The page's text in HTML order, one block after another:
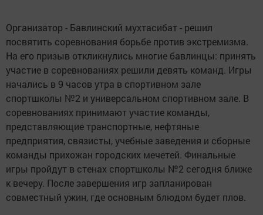
Организатор - Бавлинский мухтасибат - решил
посвятить соревнования борьбе против экстремизма.
На его призыв откликнулись многие бавлинцы: принять
участие в соревнованиях решили девять команд. Игры
начались в 9 часов утра в спортивном зале
спортшколы №2 и универсальном спортивном зале. В
соревнованиях принимают участие команды,
представляющие транспортные, нефтяные
предприятия, связисты, учебные заведения и сборные
команды прихожан городских мечетей. Финальные
игры пройдут в стенах спортшколы №2 сегодня ближе
к вечеру. После завершения игр запланирован
совместный ужин, где основным блюдом будет плов.